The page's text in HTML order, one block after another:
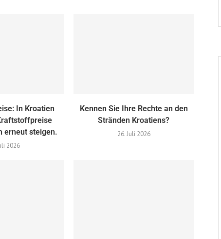
In Kroatien
erneut steigen.
2026
Kennen Sie Ihre Rechte an den
Stränden Kroatiens?
26. Juli 2026